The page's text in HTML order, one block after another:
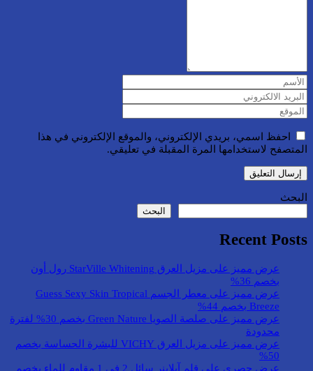
احفظ اسمي، بريدي الإلكتروني، والموقع الإلكتروني في هذا
المتصفح لاستخدامها المرة المقبلة في تعليقي.
البحث
البحث
Recent Posts
عرض مميز على مزيل العرق StarVille Whitening رول أون
بخصم 36%
عرض مميز على معطر الجسم Guess Sexy Skin Tropical
Breeze بخصم 44%
عرض مميز على صلصة الصويا Green Nature بخصم 30% لفترة
محدودة
عرض مميز على مزيل العرق VICHY للبشرة الحساسة بخصم
50%
عرض حصري على قلم آيلاينر سائل 2 في 1 مقاوم للماء بخصم